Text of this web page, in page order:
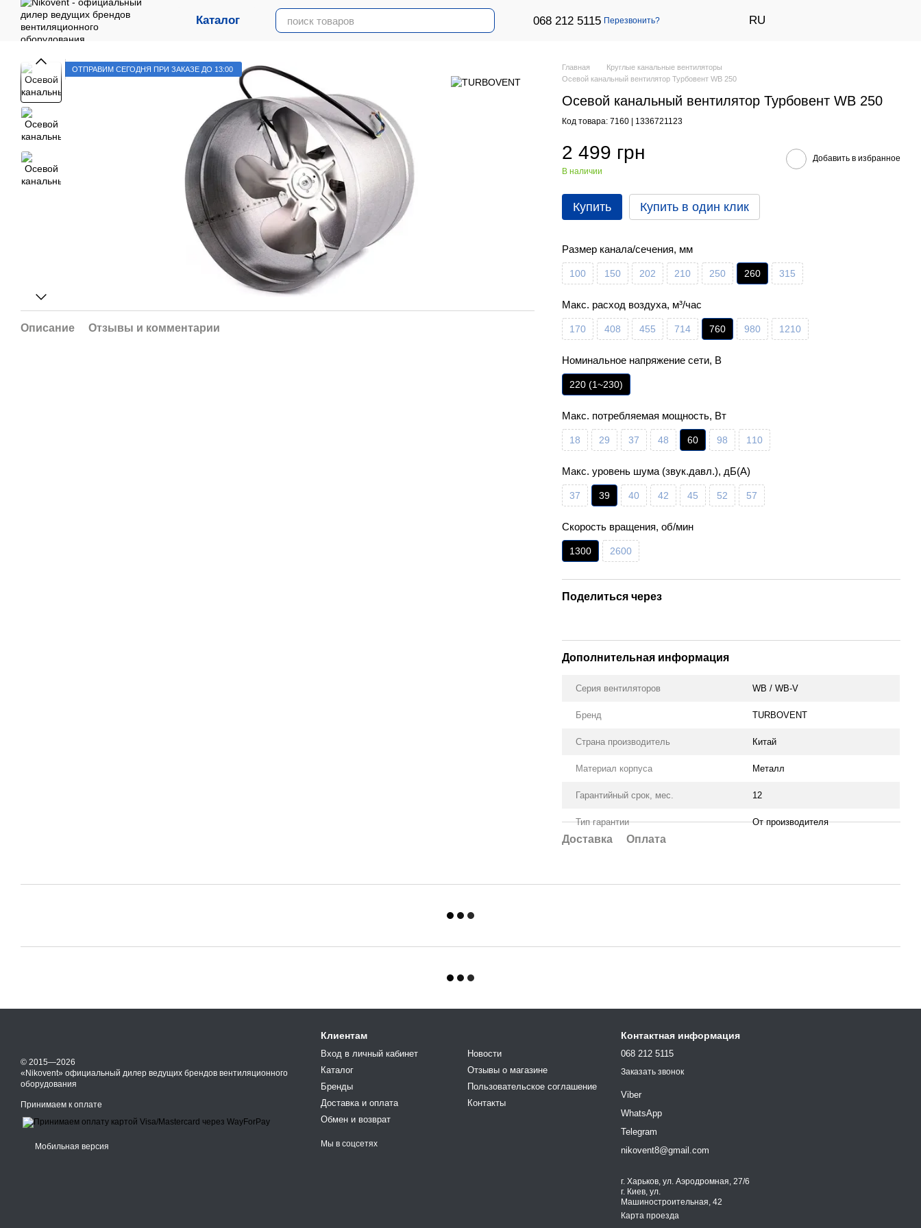
Перейти к основному контенту
Каталог 068 212 5115 Перезвонить? RU
ОТПРАВИМ СЕГОДНЯ ПРИ ЗАКАЗЕ ДО 13:00
Описание Отзывы и комментарии
Главная
Круглые канальные вентиляторы
Осевой канальный вентилятор Турбовент WB 250
Осевой канальный вентилятор Турбовент WB 250
Код товара: 7160 | 1336721123
2 499 грн
В наличии
Добавить в избранное
Купить Купить в один клик
Размер канала/сечения, мм
100 150 202 210 250 260 315
Макс. расход воздуха, м³/час
170 408 455 714 760 980 1210
Номинальное напряжение сети, В
220 (1~230)
Макс. потребляемая мощность, Вт
18 29 37 48 60 98 110
Макс. уровень шума (звук.давл.), дБ(А)
37 39 40 42 45 52 57
Скорость вращения, об/мин
1300 2600
Поделиться через
Дополнительная информация
Серия вентиляторов WB / WB-V
Бренд TURBOVENT
Страна производитель Китай
Материал корпуса Металл
Гарантийный срок, мес. 12
Тип гарантии От производителя
Доставка Оплата
© 2015—2026
«Nikovent» официальный дилер ведущих брендов вентиляционного
оборудования
Принимаем к оплате
Мобильная версия
Клиентам
Вход в личный кабинет
Каталог
Бренды
Доставка и оплата
Обмен и возврат
Новости
Отзывы о магазине
Пользовательское соглашение
Контакты
Мы в соцсетях
Контактная информация
068 212 5115
Заказать звонок
Viber
WhatsApp
Telegram
nikovent8@gmail.com
г. Харьков, ул. Аэродромная, 27/6
г. Киев, ул.
Машиностроительная, 42
Карта проезда